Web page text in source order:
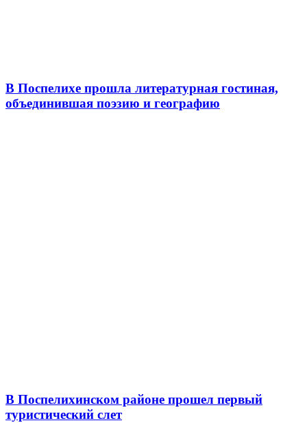
В Поспелихе прошла литературная гостиная,
объединившая поэзию и географию
В Поспелихинском районе прошел первый
туристический слет